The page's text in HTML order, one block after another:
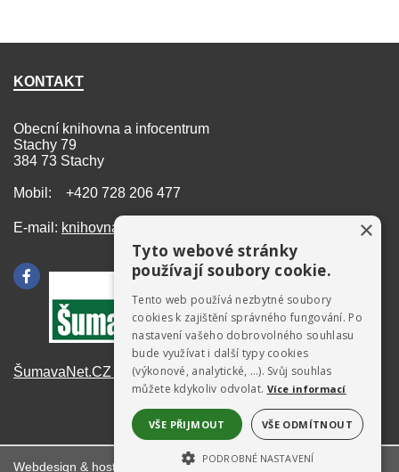
KONTAKT
Obecní knihovna a infocentrum
Stachy 79
384 73 Stachy
Mobil: +420 728 206 477
E-mail: knihovna@stachy.net
ŠumavaNet.CZ - informace o regionu
Webdesign & hosting: ŠumavaNet.CZ
×
Tyto webové stránky
používají soubory cookie.
Tento web používá nezbytné soubory
cookies k zajištění správného fungování. Po
nastavení vašeho dobrovolného souhlasu
bude využívat i další typy cookies
(výkonové, analytické, …). Svůj souhlas
můžete kdykoliv odvolat. Více informací
VŠE PŘIJMOUT VŠE ODMÍTNOUT
PODROBNÉ NASTAVENÍ